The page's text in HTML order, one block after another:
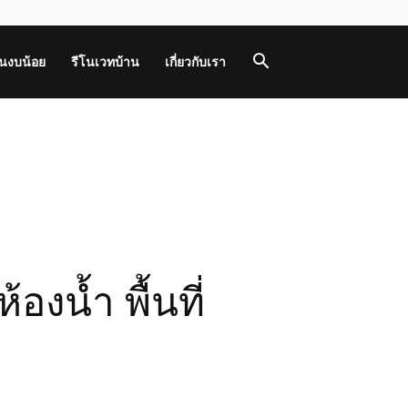
งบน้อย รีโนเวทบ้าน เกี่ยวกับเรา
องน้ำ พื้นที่